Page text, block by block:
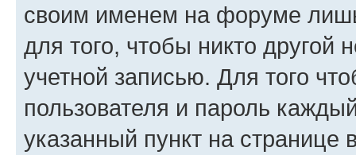
своим именем на форуме
для того, чтобы никто другой
учетной записью. Для того
пользователя и пароль
указанный пункт на